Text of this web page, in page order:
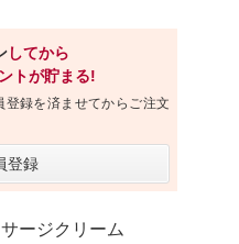
してから
トが貯まる!
録を済ませてからご注文
登録
ージクリーム